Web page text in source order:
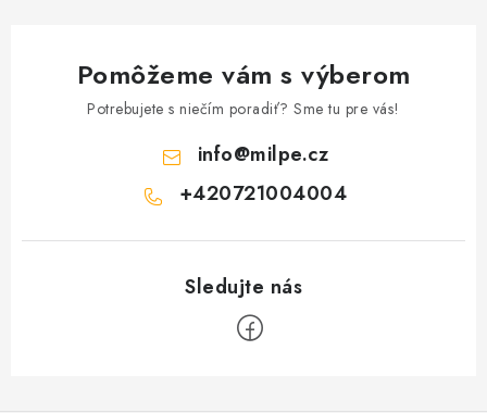
Pomôžeme vám s výberom
Potrebujete s niečím poradiť? Sme tu pre vás!
info@milpe.cz
+420721004004